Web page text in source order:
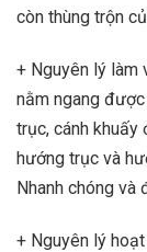
còn thùng trộn
+ Nguyên lý làm
nằm ngang
trục, cánh
hướng trục và
Nhanh chóng và
+ Nguyên lý